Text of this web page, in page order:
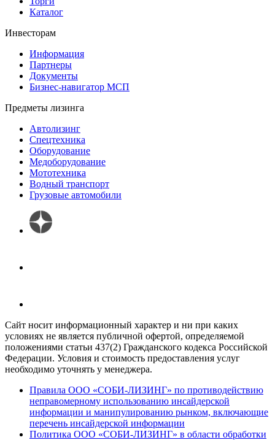
Каталог
Инвесторам
Информация
Партнеры
Документы
Бизнес-навигатор МСП
Предметы лизинга
Автолизинг
Спецтехника
Оборудование
Медоборудование
Мототехника
Водный транспорт
Грузовые автомобили
Сайт носит информационный характер и ни при каких
условиях не является публичной офертой, определяемой
положениями статьи 437(2) Гражданского кодекса Российской
Федерации. Условия и стоимость предоставления услуг
необходимо уточнять у менеджера.
Правила ООО «СОБИ-ЛИЗИНГ» по противодействию
неправомерному использованию инсайдерской
информации и манипулированию рынком, включающие
перечень инсайдерской информации
Политика ООО «СОБИ-ЛИЗИНГ» в области обработки